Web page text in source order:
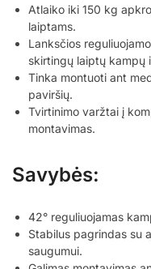
Atlaiko iki 150 kg
laiptams.
Lanksčios
skirtingų laiptų kampų
Tinka montuoti ant
paviršių.
Tvirtinimo varžtai į
montavimas.
Savybės:
42° reguliuojamas
Stabilus pagrindas su
saugumui.